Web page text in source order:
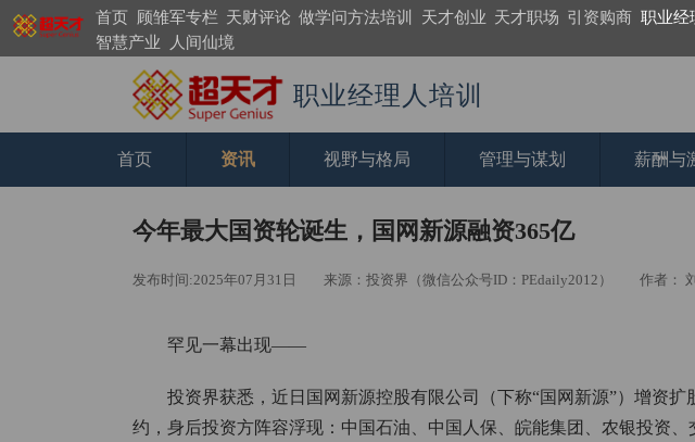
首页 顾雏军专栏 天财评论 做学问方法培训 天才创业 天才职场 引资购商 职业经
智慧产业
人间仙境
职业经理人培训
首页 资讯 视野与格局 管理与谋划 薪酬与
今年最大国资轮诞生，国网新源融资365亿
发布时间:2025年07月31日 来源：投资界（微信公众号ID：PEdaily2012） 作者：
罕见一幕出现——
投资界获悉，近日国网新源控股有限公司（下称“国网新源”）增资
约，身后投资方阵容浮现：中国石油、中国人保、皖能集团、农银投资